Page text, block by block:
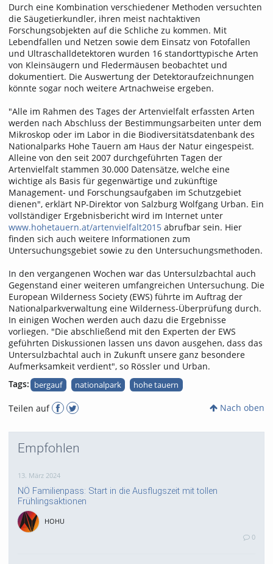
Durch eine Kombination verschiedener Methoden versuchten
die Säugetierkundler, ihren meist nachtaktiven
Forschungsobjekten auf die Schliche zu kommen. Mit
Lebendfallen und Netzen sowie dem Einsatz von Fotofallen
und Ultraschalldetektoren wurden 16 standorttypische Arten
von Kleinsäugern und Fledermäusen beobachtet und
dokumentiert. Die Auswertung der Detektoraufzeichnungen
könnte sogar noch weitere Artnachweise ergeben.
"Alle im Rahmen des Tages der Artenvielfalt erfassten Arten
werden nach Abschluss der Bestimmungsarbeiten unter dem
Mikroskop oder im Labor in die Biodiversitätsdatenbank des
Nationalparks Hohe Tauern am Haus der Natur eingespeist.
Alleine von den seit 2007 durchgeführten Tagen der
Artenvielfalt stammen 30.000 Datensätze, welche eine
wichtige als Basis für gegenwärtige und zukünftige
Management- und Forschungsaufgaben im Schutzgebiet
dienen", erklärt NP-Direktor von Salzburg Wolfgang Urban. Ein
vollständiger Ergebnisbericht wird im Internet unter
www.hohetauern.at/artenvielfalt2015 abrufbar sein. Hier
finden sich auch weitere Informationen zum
Untersuchungsgebiet sowie zu den Untersuchungsmethoden.
In den vergangenen Wochen war das Untersulzbachtal auch
Gegenstand einer weiteren umfangreichen Untersuchung. Die
European Wilderness Society (EWS) führte im Auftrag der
Nationalparkverwaltung eine Wilderness-Überprüfung durch.
In einigen Wochen werden auch dazu die Ergebnisse
vorliegen. "Die abschließend mit den Experten der EWS
geführten Diskussionen lassen uns davon ausgehen, dass das
Untersulzbachtal auch in Zukunft unsere ganz besondere
Aufmerksamkeit verdient", so Rössler und Urban.
Tags: bergauf nationalpark hohe tauern
Teilen auf Nach oben
Empfohlen
13. März 2024
NÖ Familienpass: Start in die Ausflugszeit mit tollen
Frühlingsaktionen
HOHU
0